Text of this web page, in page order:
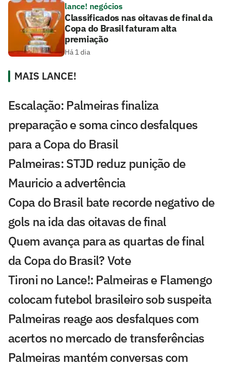
lance! negócios
Classificados nas oitavas de final da
Copa do Brasil faturam alta
premiação
Há 1 dia
MAIS LANCE!
Escalação: Palmeiras finaliza
preparação e soma cinco desfalques
para a Copa do Brasil
Palmeiras: STJD reduz punição de
Mauricio a advertência
Copa do Brasil bate recorde negativo de
gols na ida das oitavas de final
Quem avança para as quartas de final
da Copa do Brasil? Vote
Tironi no Lance!: Palmeiras e Flamengo
colocam futebol brasileiro sob suspeita
Palmeiras reage aos desfalques com
acertos no mercado de transferências
Palmeiras mantém conversas com